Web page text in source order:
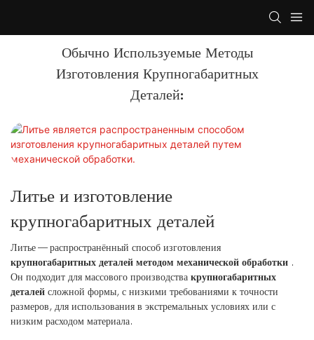
Обычно Используемые Методы
Изготовления Крупногабаритных
Деталей:
Литье и изготовление
крупногабаритных деталей
Литье — распространённый способ изготовления
крупногабаритных деталей методом механической обработки .
Он подходит для массового производства крупногабаритных
деталей сложной формы, с низкими требованиями к точности
размеров, для использования в экстремальных условиях или с
низким расходом материала.